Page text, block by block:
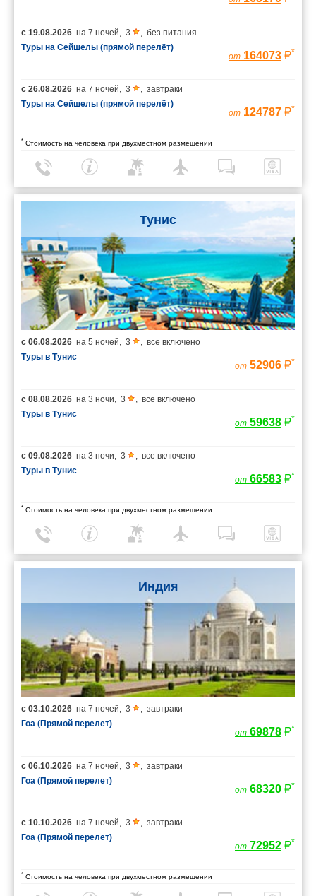
с 19.08.2026 на 7 ночей 3
без питания
Туры на Сейшелы (прямой перелёт)
от 164073 *
с 26.08.2026 на 7 ночей 3
завтраки
Туры на Сейшелы (прямой перелёт)
от 124787 *
* Стоимость на человека при двухместном размещении
Тунис
с 06.08.2026 на 5 ночей, 3 , все включено
Туры в Тунис
от 52906 *
с 08.08.2026 на 3 ночи, 3 , все включено
Туры в Тунис
от 59638 *
с 09.08.2026 на 3 ночи, 3 , все включено
Туры в Тунис
от 66583 *
* Стоимость на человека при двухместном размещении
Индия
с 03.10.2026 на 7 ночей, 3 , завтраки
Гоа (Прямой перелет)
от 69878 *
с 06.10.2026 на 7 ночей, 3 , завтраки
Гоа (Прямой перелет)
от 68320 *
с 10.10.2026 на 7 ночей, 3 , завтраки
Гоа (Прямой перелет)
от 72952 *
* Стоимость на человека при двухместном размещении